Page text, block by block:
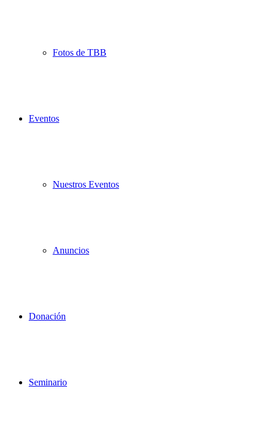
Fotos de TBB
Eventos
Nuestros Eventos
Anuncios
Donación
Seminario